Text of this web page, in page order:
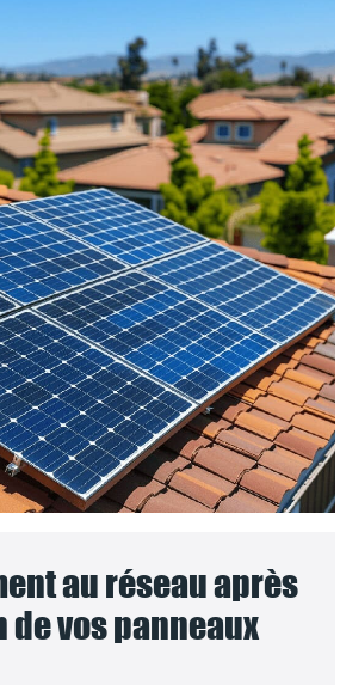
au réseau après
vos panneaux